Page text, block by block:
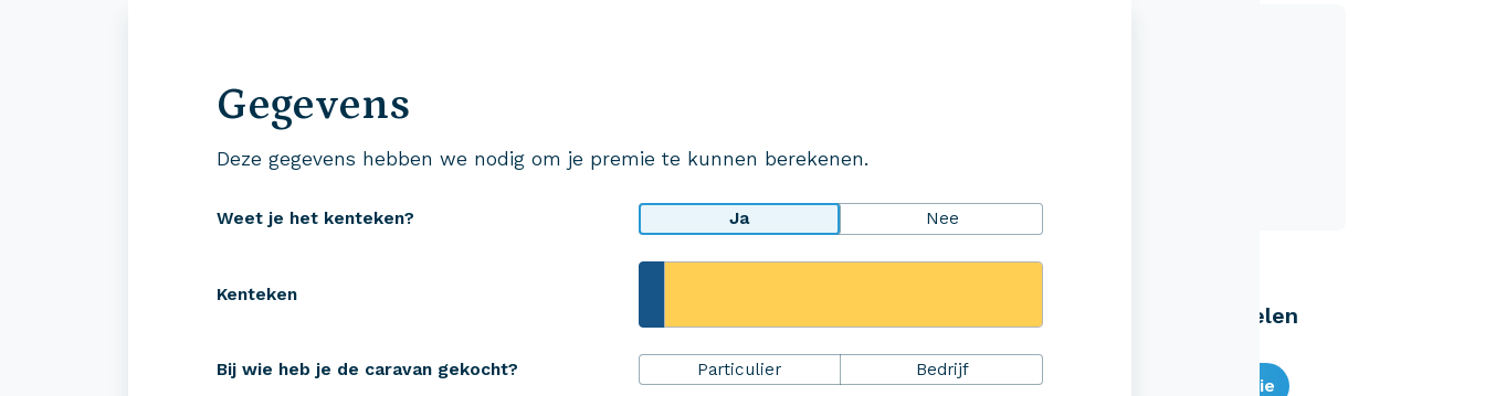
Gegevens
Deze gegevens hebben we nodig om je premie te kunnen berekenen.
Weet je het kenteken? Ja Nee
Kenteken
Bij wie heb je de caravan gekocht? Particulier Bedrijf
Wij staan voor je klaar!
zeggen
Camper verzekeren Camper ZekerheidsPakket Over ons
Eenvoudig zelf regelen
Bereken je premie